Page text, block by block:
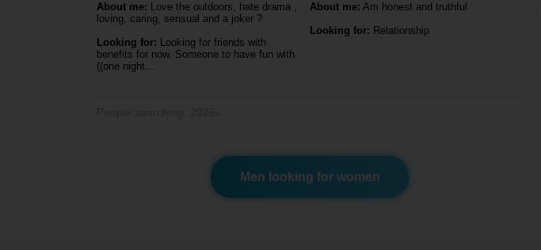
About me: Love the outdoors, hate drama ,
loving, caring, sensual and a joker ?
Looking for: Looking for friends with
benefits for now. Someone to have fun with
((one night…
About me: Am honest and truthful
Looking for: Relationship
Men looking for women